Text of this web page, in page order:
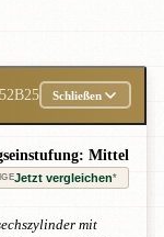
Schließen
Mittel
Jetzt vergleichen*
mit